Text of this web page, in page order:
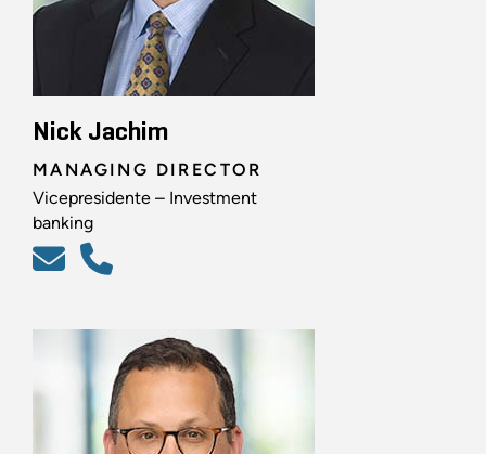
Nick Jachim
MANAGING DIRECTOR
Vicepresidente – Investment
banking